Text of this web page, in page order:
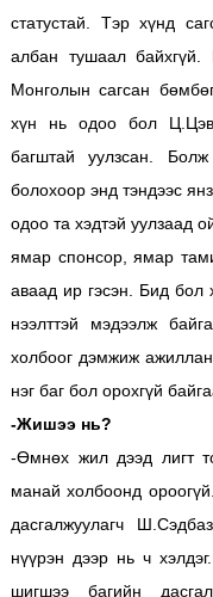
статустай. Тэр хүнд
албан тушаал байхгүй.
Монголын сагсан
хүн нь одоо бол
багштай уулзсан.
болохоор энд тэндээс
одоо та хэдтэй уулзаад
ямар спонсор, ямар
аваад ир гэсэн. Бид бол
нээлттэй мэдээлж
холбоог дэмжиж
нэг баг бол орохгүй
-Жишээ нь?
-Өмнөх жил дээд лигт
манай холбоонд
дасгалжуулагч
нүүрэн дээр нь ч
шигшээ багийн